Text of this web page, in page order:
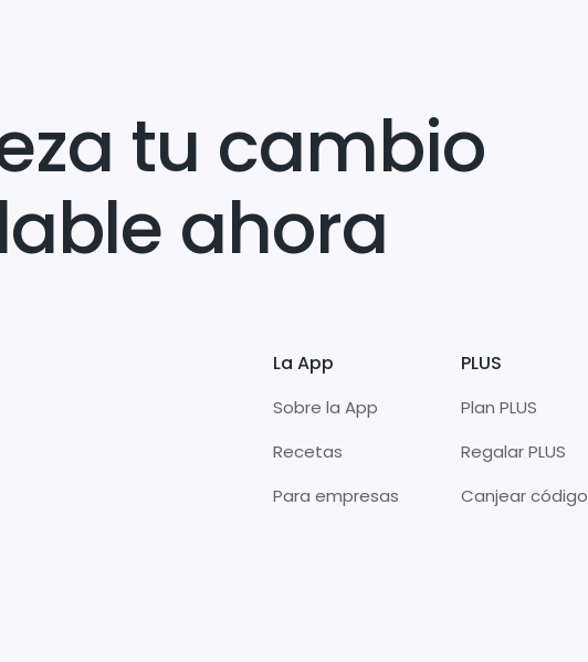
tu cambio
ahora
La App
Sobre la App
Recetas
Para empresas
PLUS
Plan PLUS
Regalar PLUS
Canjear código